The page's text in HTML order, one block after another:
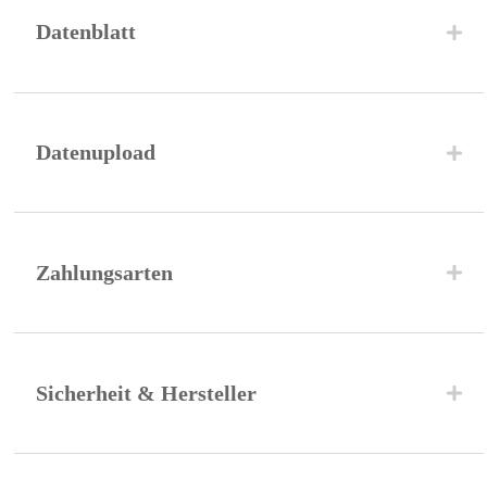
Datenblatt
Datenupload
Zahlungsarten
Sicherheit & Hersteller